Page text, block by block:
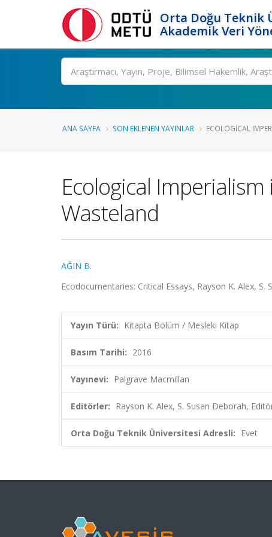
Orta Doğu Teknik
Akademik Veri
Ara
ANA SAYFA SON EKLENEN YAYINLAR ECOLOGICAL
Ecological
Wasteland
AĞIN B.
Ecodocumentaries: Critical Essays, Rayson K. Alex,
Yayın Türü: Kitapta Bölüm / Mesleki Kitap
Basım Tarihi: 2016
Yayınevi: Palgrave Macmillan
Editörler: Rayson K. Alex, S. Susan Deborah,
Orta Doğu Teknik Üniversitesi Adresli: Evet